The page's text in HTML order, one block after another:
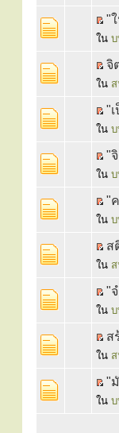
"
ใน
จิ
ใน
"
ใน
"
ใน
"
ใน
ส
ใน
"
ใน
ส
ใน
"
ใน